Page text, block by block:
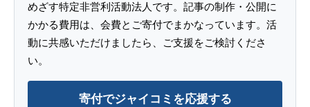
めざす特定非営利活動法人です。記事の制作・公開に
かかる費用は、会費とご寄付でまかなっています。活
動に共感いただけましたら、ご支援をご検討くださ
い。
寄付でジャイコミを応援する